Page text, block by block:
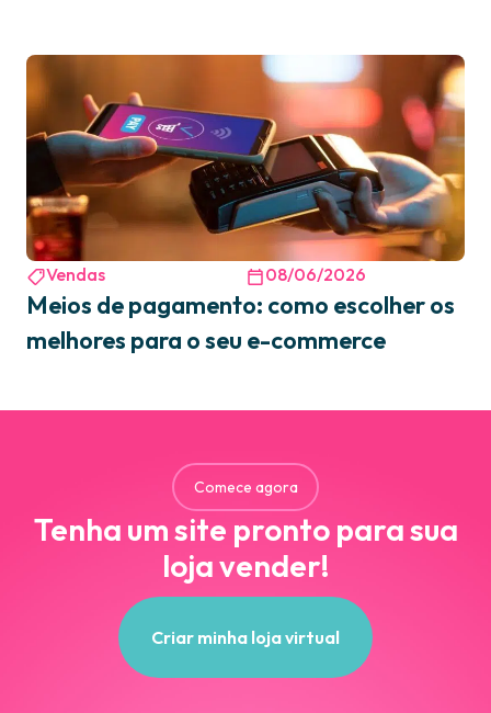
Vendas 08/06/2026
Meios de pagamento: como escolher os
melhores para o seu e-commerce
Comece agora
Tenha um site pronto para sua
loja vender!
Criar minha loja virtual